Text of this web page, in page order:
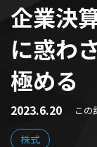
企業決
に惑わ
極める
2023.6.20 この
株式